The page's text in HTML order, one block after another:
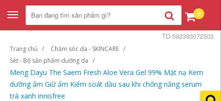
Toggle
navigation
0
Trang chủ
Chăm sóc da - SKINCARE
Sét - Bộ sản phẩm dưỡng da
Meng Dayu The Saem Fresh Aloe Vera Gel 99% Mặt nạ Kem
dưỡng ẩm Giữ ẩm Kiểm soát dầu sau khi chống nắng serum
trà xanh innisfree
TD-592393072503